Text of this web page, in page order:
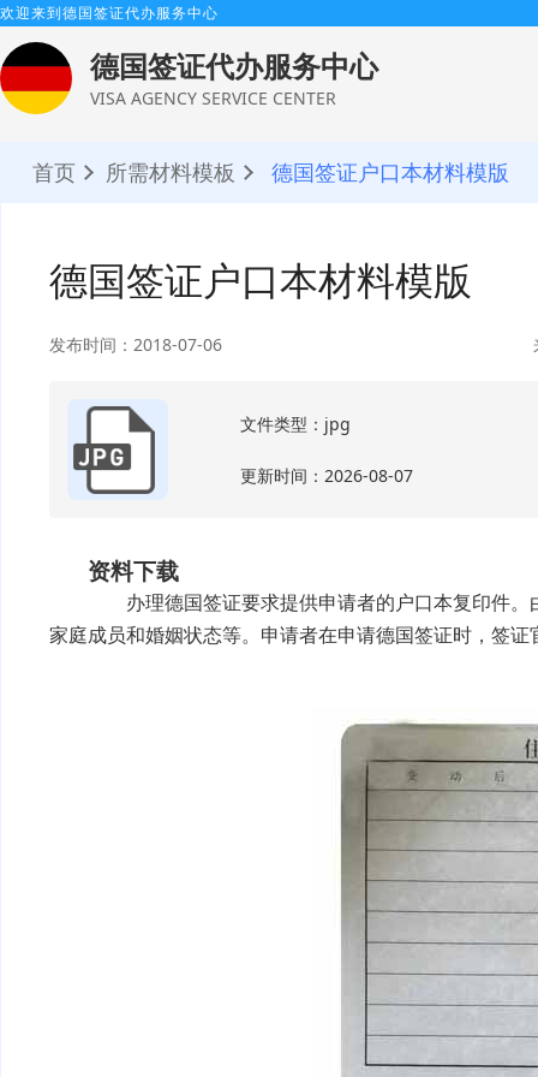
欢迎来到德国签证代办服务中心
德国签证代办服务中心
VISA AGENCY SERVICE CENTER
首页 所需材料模板 德国签证户口本材料模版
德国签证户口本材料模版
发布时间：2018-07-06
文件类型：jpg
更新时间：2026-08-07
资料下载
办理德国签证要求提供申请者的户口本复印件
家庭成员和婚姻状态等。申请者在申请德国签证时，签